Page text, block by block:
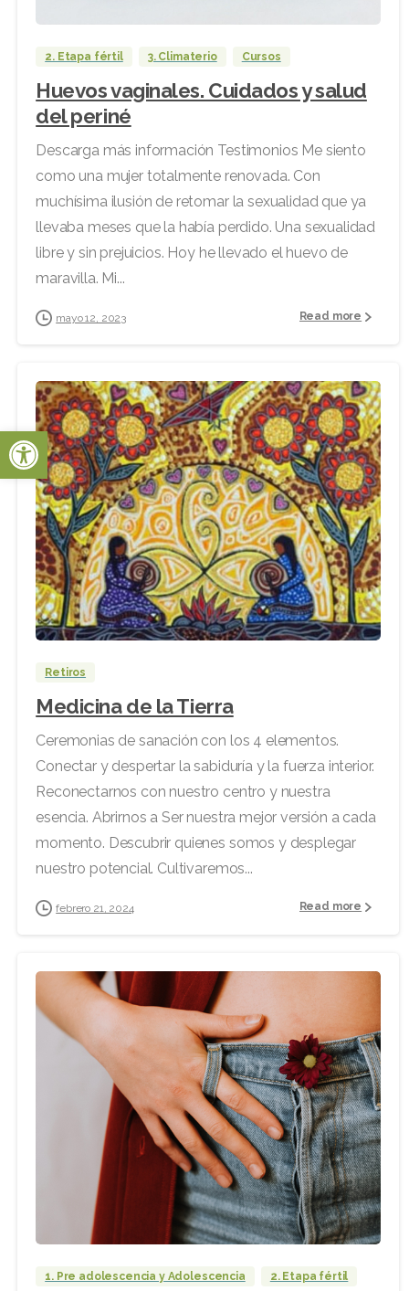
Abrir barra de herramientas
2. Etapa fértil 3. Climaterio Cursos
Huevos vaginales. Cuidados y salud
del periné
Descarga más información Testimonios Me siento
como una mujer totalmente renovada. Con
muchísima ilusión de retomar la sexualidad que ya
llevaba meses que la había perdido. Una sexualidad
libre y sin prejuicios. Hoy he llevado el huevo de
maravilla. Mi...
mayo 12, 2023 Read more
Retiros
Medicina de la Tierra
Ceremonias de sanación con los 4 elementos.
Conectar y despertar la sabiduría y la fuerza interior.
Reconectarnos con nuestro centro y nuestra
esencia. Abrirnos a Ser nuestra mejor versión a cada
momento. Descubrir quienes somos y desplegar
nuestro potencial. Cultivaremos...
febrero 21, 2024 Read more
1. Pre adolescencia y Adolescencia 2. Etapa fértil